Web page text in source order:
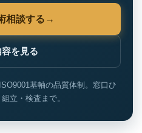
相談する
を見る
基軸の品質体制。窓口ひ
立・検査まで。